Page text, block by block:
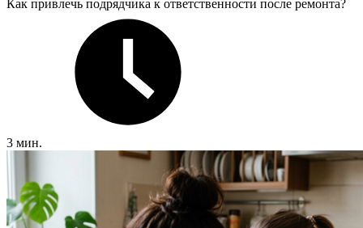
Как привлечь подрядчика к ответственности после ремонта?
3 мин.